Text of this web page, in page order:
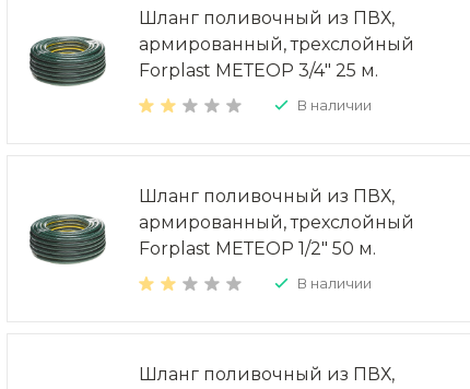
Шланг поливочный из ПВХ,
армированный, трехслойный
Forplast МЕТЕОР 3/4" 25 м.
В наличии
Шланг поливочный из ПВХ,
армированный, трехслойный
Forplast МЕТЕОР 1/2" 50 м.
В наличии
Шланг поливочный из ПВХ,